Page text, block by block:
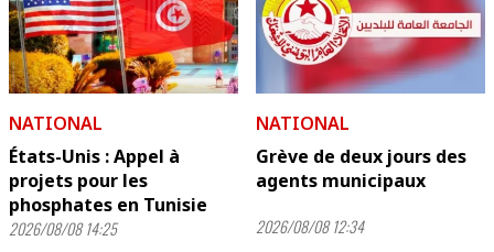
NATIONAL
États-Unis : Appel à
projets pour les
phosphates en Tunisie
2026/08/08 14:25
NATIONAL
Grève de deux jours des
agents municipaux
2026/08/08 12:34